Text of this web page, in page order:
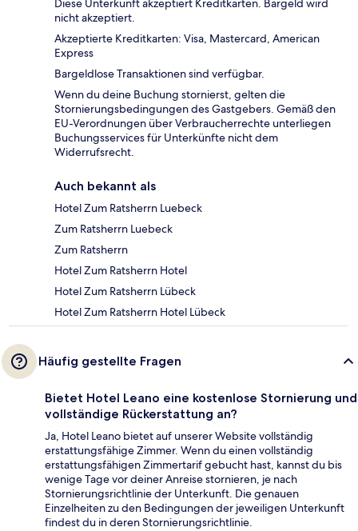
Diese Unterkunft akzeptiert Kreditkarten. Bargeld wird
nicht akzeptiert.
Akzeptierte Kreditkarten: Visa, Mastercard, American
Express
Bargeldlose Transaktionen sind verfügbar.
Wenn du deine Buchung stornierst, gelten die
Stornierungsbedingungen des Gastgebers. Gemäß den
EU-Verordnungen über Verbraucherrechte unterliegen
Buchungsservices für Unterkünfte nicht dem
Widerrufsrecht.
Auch bekannt als
Hotel Zum Ratsherrn Luebeck
Zum Ratsherrn Luebeck
Zum Ratsherrn
Hotel Zum Ratsherrn Hotel
Hotel Zum Ratsherrn Lübeck
Hotel Zum Ratsherrn Hotel Lübeck
Häufig gestellte Fragen
Bietet Hotel Leano eine kostenlose Stornierung und
vollständige Rückerstattung an?
Ja, Hotel Leano bietet auf unserer Website vollständig
erstattungsfähige Zimmer. Wenn du einen vollständig
erstattungsfähigen Zimmertarif gebucht hast, kannst du bis
wenige Tage vor deiner Anreise stornieren, je nach
Stornierungsrichtlinie der Unterkunft. Die genauen
Einzelheiten zu den Bedingungen der jeweiligen Unterkunft
findest du in deren Stornierungsrichtlinie.